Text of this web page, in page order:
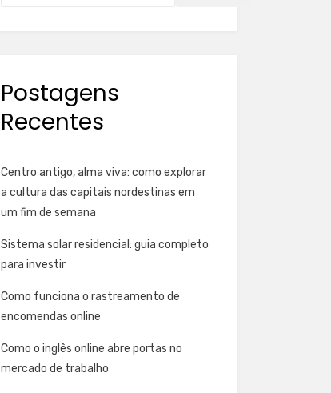
Postagens
Recentes
Centro antigo, alma viva: como explorar
a cultura das capitais nordestinas em
um fim de semana
Sistema solar residencial: guia completo
para investir
Como funciona o rastreamento de
encomendas online
Como o inglês online abre portas no
mercado de trabalho